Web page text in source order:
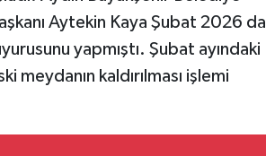
Aytekin Kaya Şubat 2026 da
yapmıştı. Şubat ayındaki
kaldırılması işlemi